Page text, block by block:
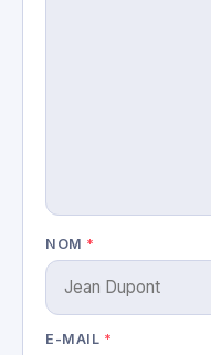
NOM *
E-MAIL *